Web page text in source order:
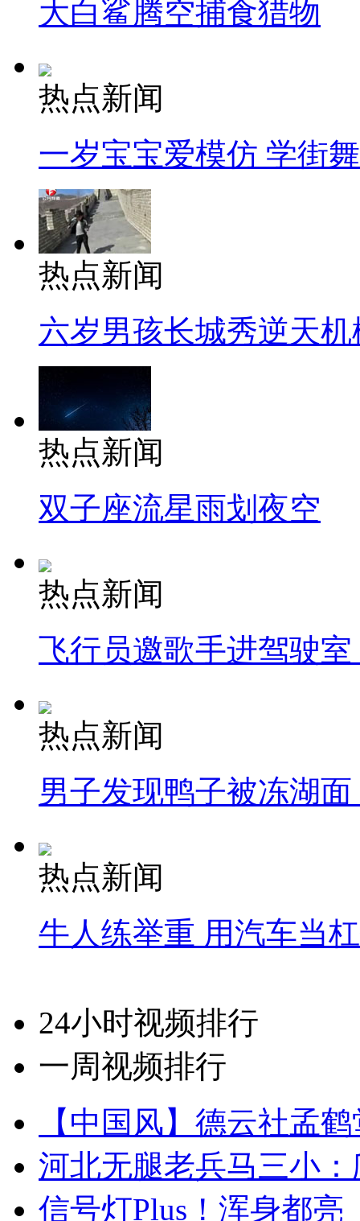
大白鲨腾空捕食猎物
热点新闻
一岁宝宝爱模仿 学街
热点新闻
六岁男孩长城秀逆天机
热点新闻
双子座流星雨划夜空
热点新闻
飞行员邀歌手进驾驶
热点新闻
男子发现鸭子被冻湖
热点新闻
牛人练举重 用汽车当
24小时视频排行
一周视频排行
【中国风】德云社孟
河北无腿老兵马三小
信号灯Plus！浑身都亮